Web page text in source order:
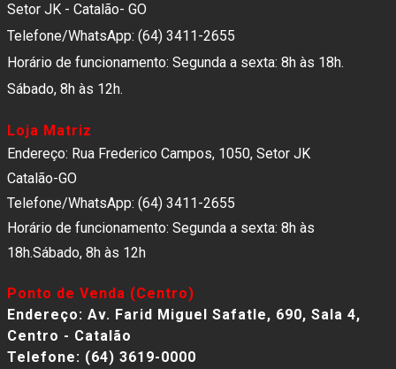
Setor JK - Catalão- GO
Telefone/WhatsApp: (64) 3411-2655
Horário de funcionamento: Segunda a sexta: 8h às 18h.
Sábado, 8h às 12h.
Loja Matriz
Endereço: Rua Frederico Campos, 1050, Setor JK
Catalão-GO
Telefone/WhatsApp: (64) 3411-2655
Horário de funcionamento: Segunda a sexta: 8h às
18h.Sábado, 8h às 12h
Ponto de Venda (Centro)
Endereço: Av. Farid Miguel Safatle, 690, Sala 4,
Centro - Catalão
Telefone: (64) 3619-0000